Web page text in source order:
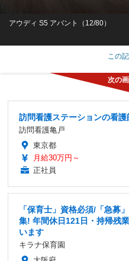
アウディ S5 アバント（12/80）
この
訪問看護ステーションの看護
訪問看護亀戸
東京都
月給30万円～
正社員
「保育士」資格必須/「急募
集! 年間休日121日・持帰残
います
キラナ保育園